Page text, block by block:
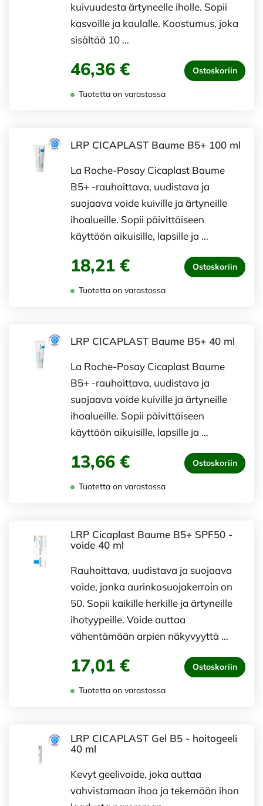
kuivuudesta ärtyneelle iholle. Sopii
kasvoille ja kaulalle. Koostumus, joka
sisältää 10 …
46,36 € Ostoskoriin
Tuotetta on varastossa
LRP CICAPLAST Baume B5+ 100 ml
La Roche-Posay Cicaplast Baume
B5+ -rauhoittava, uudistava ja
suojaava voide kuiville ja ärtyneille
ihoalueille. Sopii päivittäiseen
käyttöön aikuisille, lapsille ja …
18,21 € Ostoskoriin
Tuotetta on varastossa
LRP CICAPLAST Baume B5+ 40 ml
La Roche-Posay Cicaplast Baume
B5+ -rauhoittava, uudistava ja
suojaava voide kuiville ja ärtyneille
ihoalueille. Sopii päivittäiseen
käyttöön aikuisille, lapsille ja …
13,66 € Ostoskoriin
Tuotetta on varastossa
LRP Cicaplast Baume B5+ SPF50 -
voide 40 ml
Rauhoittava, uudistava ja suojaava
voide, jonka aurinkosuojakerroin on
50. Sopii kaikille herkille ja ärtyneille
ihotyypeille. Voide auttaa
vähentämään arpien näkyvyyttä …
17,01 € Ostoskoriin
Tuotetta on varastossa
LRP CICAPLAST Gel B5 - hoitogeeli
40 ml
Kevyt geelivoide, joka auttaa
vahvistamaan ihoa ja tekemään ihon